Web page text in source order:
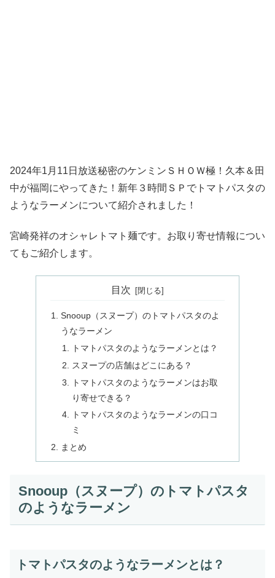
2024年1月11日放送秘密のケンミンＳＨＯＷ極！久本＆田
中が福岡にやってきた！新年３時間ＳＰでトマトパスタの
ようなラーメンについて紹介されました！
宮崎発祥のオシャレトマト麺です。お取り寄せ情報につい
てもご紹介します。
目次
Snooup（スヌープ）のトマトパスタのよ
うなラーメン
トマトパスタのようなラーメンとは？
スヌープの店舗はどこにある？
トマトパスタのようなラーメンはお取
り寄せできる？
トマトパスタのようなラーメンの口コ
ミ
まとめ
Snooup（スヌープ）のトマトパスタ
のようなラーメン
トマトパスタのようなラーメンとは？